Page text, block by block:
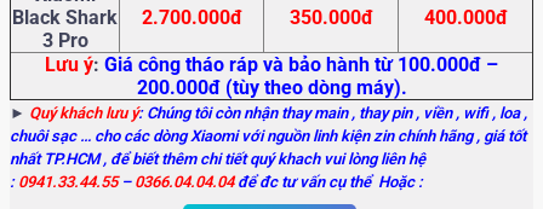
Black Shark
3 Pro
2.700.000đ 350.000đ 400.000đ
Lưu ý: Giá công tháo ráp và bảo hành từ 100.000đ –
200.000đ (tùy theo dòng máy).
► Quý khách lưu ý: Chúng tôi còn nhận thay main, thay pin , viền , wifi , loa ,
chuôi sạc … cho các dòng Xiaomi với nguồn linh kiện zin chính hãng , giá tốt
nhất TP.HCM , để biết thêm chi tiết quý khach vui lòng liên hệ
: 0941.33.44.55– 0366.04.04.04để đc tư vấn cụ thể Hoặc :